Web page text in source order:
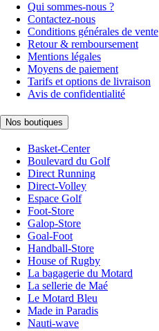
Qui sommes-nous ?
Contactez-nous
Conditions générales de vente
Retour & remboursement
Mentions légales
Moyens de paiement
Tarifs et options de livraison
Avis de confidentialité
Nos boutiques
Basket-Center
Boulevard du Golf
Direct Running
Direct-Volley
Espace Golf
Foot-Store
Galop-Store
Goal-Foot
Handball-Store
House of Rugby
La bagagerie du Motard
La sellerie de Maé
Le Motard Bleu
Made in Paradis
Nauti-wave